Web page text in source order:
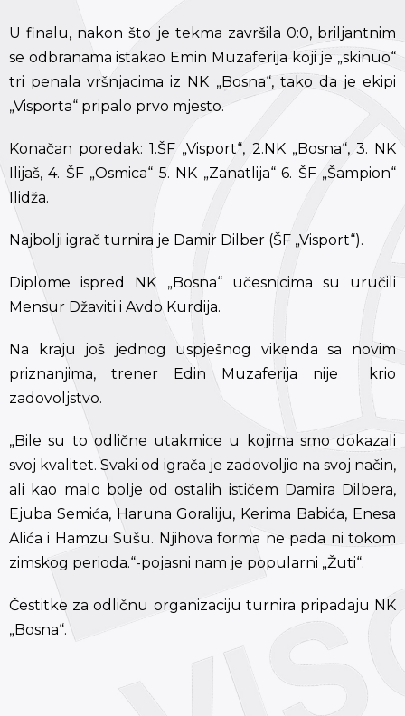
U finalu, nakon što je tekma završila 0:0, briljantnim
se odbranama istakao Emin Muzaferija koji je „skinuo“
tri penala vršnjacima iz NK „Bosna“, tako da je ekipi
„Visporta“ pripalo prvo mjesto.
Konačan poredak: 1.ŠF „Visport“, 2.NK „Bosna“, 3. NK
Ilijaš, 4. ŠF „Osmica“ 5. NK „Zanatlija“ 6. ŠF „Šampion“
Ilidža.
Najbolji igrač turnira je Damir Dilber (ŠF „Visport“).
Diplome ispred NK „Bosna“ učesnicima su uručili
Mensur Džaviti i Avdo Kurdija.
Na kraju još jednog uspješnog vikenda sa novim
priznanjima, trener Edin Muzaferija nije krio
zadovoljstvo.
„Bile su to odlične utakmice u kojima smo dokazali
svoj kvalitet. Svaki od igrača je zadovoljio na svoj način,
ali kao malo bolje od ostalih ističem Damira Dilbera,
Ejuba Semića, Haruna Goraliju, Kerima Babića, Enesa
Alića i Hamzu Sušu. Njihova forma ne pada ni tokom
zimskog perioda.“-pojasni nam je popularni „Žuti“.
Čestitke za odličnu organizaciju turnira pripadaju NK
„Bosna“.